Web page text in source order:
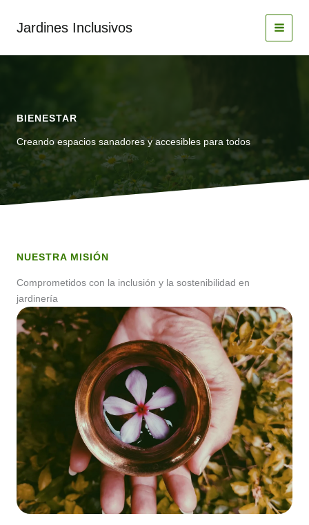
Jardines Inclusivos
BIENESTAR
Creando espacios sanadores y accesibles para todos
NUESTRA MISIÓN
Comprometidos con la inclusión y la sostenibilidad en
jardinería